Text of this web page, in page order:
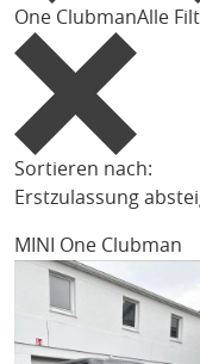
One ClubmanAlle
Sortieren nach:
Erstzulassung
MINI One Clubman